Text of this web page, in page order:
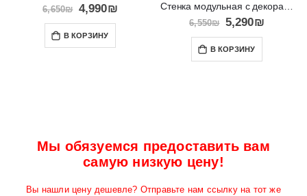
6,650₪ 4,990₪
В КОРЗИНУ
Стенка модульная с декоративными вставками DAVOS
6,550₪ 5,290₪
В КОРЗИНУ
Мы обязуемся предоставить вам
самую низкую цену!
Вы нашли цену дешевле? Отправьте нам ссылку на тот же